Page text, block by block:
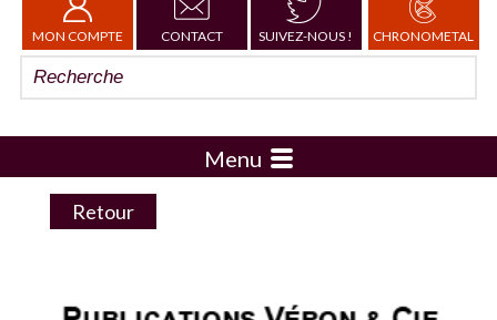
MON COMPTE CONTACT SUIVEZ-NOUS ! CHRONOMETAL
Menu
Retour